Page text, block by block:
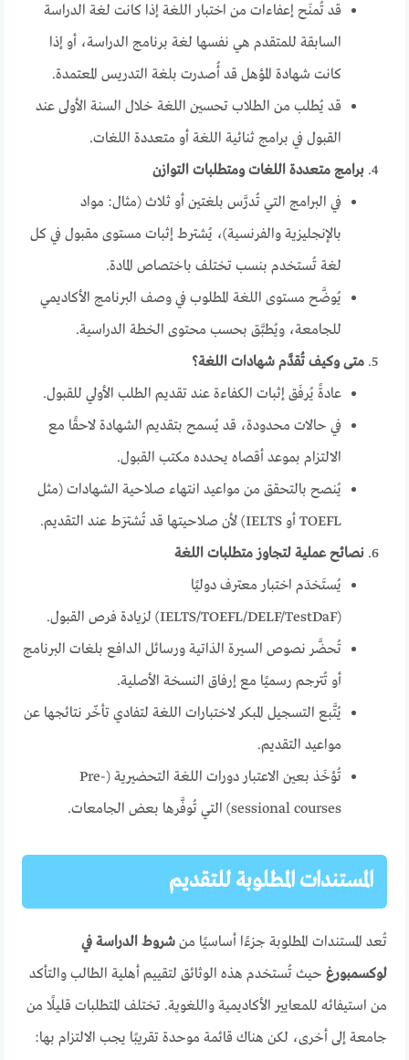
قد تُمنَح إعفاءات من اختبار اللغة إذا كانت لغة الدراسة
السابقة للمتقدم هي نفسها لغة برنامج الدراسة، أو إذا
كانت شهادة المؤهل قد أُصدرت بلغة التدريس المعتمدة.
قد يُطلب من الطلاب تحسين اللغة خلال السنة الأولى عند
القبول في برامج ثنائية اللغة أو متعددة اللغات.
برامج متعددة اللغات ومتطلبات التوازن
في البرامج التي تُدرَّس بلغتين أو ثلاث (مثال: مواد
بالإنجليزية والفرنسية)، يُشترط إثبات مستوى مقبول في كل
لغة تُستخدم بنسب تختلف باختصاص المادة.
يُوضَّح مستوى اللغة المطلوب في وصف البرنامج الأكاديمي
للجامعة، ويُطبَّق بحسب محتوى الخطة الدراسية.
متى وكيف تُقدَّم شهادات اللغة؟
عادةً يُرفَق إثبات الكفاءة عند تقديم الطلب الأولي للقبول.
في حالات محدودة، قد يُسمح بتقديم الشهادة لاحقًا مع
الالتزام بموعد أقصاه يحدده مكتب القبول.
يُنصح بالتحقق من مواعيد انتهاء صلاحية الشهادات (مثل
TOEFL أو IELTS) لأن صلاحيتها قد تُشترَط عند التقديم.
نصائح عملية لتجاوز متطلبات اللغة
يُستَخدَم اختبار معترف دوليًا
(IELTS/TOEFL/DELF/TestDaF) لزيادة فرص القبول.
تُحضَّر نصوص السيرة الذاتية ورسائل الدافع بلغات البرنامج
أو تُترجم رسميًا مع إرفاق النسخة الأصلية.
يُتَّبع التسجيل المبكر لاختبارات اللغة لتفادي تأخّر نتائجها عن
مواعيد التقديم.
تُؤخَذ بعين الاعتبار دورات اللغة التحضيرية (Pre-
sessional courses) التي تُوفَّرها بعض الجامعات.
المستندات المطلوبة للتقديم
تُعد المستندات المطلوبة جزءًا أساسيًا منشروط الدراسة في
لوكسمبورغ حيث تُستخدم هذه الوثائق لتقييم أهلية الطالب والتأكد
من استيفائه للمعايير الأكاديمية واللغوية. تختلف المتطلبات قليلًا من
جامعة إلى أخرى، لكن هناك قائمة موحدة تقريبًا يجب الالتزام بها: